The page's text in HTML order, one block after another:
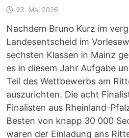
23. Mai 2026
Nachdem Bruno Kurz im
Landesentscheid im
sechsten Klassen in Mainz
es in diesem Jahr Aufgabe
Teil des Wettbewerbs am
auszurichten. Die acht
Finalisten aus Rheinland-
Besten von knapp 30 000
waren der Einladung ans